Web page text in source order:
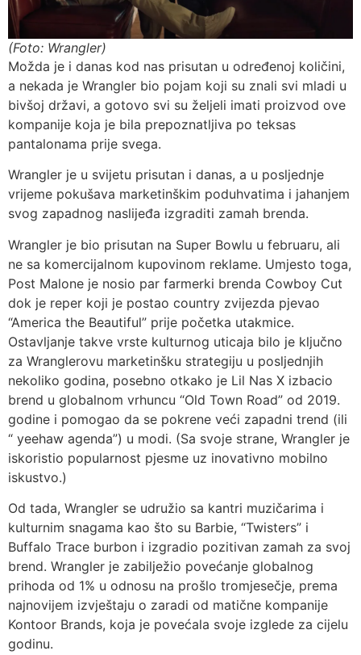
(Foto: Wrangler)
Možda je i danas kod nas prisutan u određenoj količini,
a nekada je Wrangler bio pojam koji su znali svi mladi u
bivšoj državi, a gotovo svi su željeli imati proizvod ove
kompanije koja je bila prepoznatljiva po teksas
pantalonama prije svega.
Wrangler je u svijetu prisutan i danas, a u posljednje
vrijeme pokušava marketinškim poduhvatima i jahanjem
svog zapadnog naslijeđa izgraditi zamah brenda.
Wrangler je bio prisutan na Super Bowlu u februaru, ali
ne sa komercijalnom kupovinom reklame. Umjesto toga,
Post Malone je nosio par farmerki brenda Cowboy Cut
dok je reper koji je postao country zvijezda pjevao
“America the Beautiful” prije početka utakmice.
Ostavljanje takve vrste kulturnog uticaja bilo je ključno
za Wranglerovu marketinšku strategiju u posljednjih
nekoliko godina, posebno otkako je Lil Nas X izbacio
brend u globalnom vrhuncu “Old Town Road” od 2019.
godine i pomogao da se pokrene veći zapadni trend (ili
“ yeehaw agenda”) u modi. (Sa svoje strane, Wrangler je
iskoristio popularnost pjesme uz inovativno mobilno
iskustvo.)
Od tada, Wrangler se udružio sa kantri muzičarima i
kulturnim snagama kao što su Barbie, “Twisters” i
Buffalo Trace burbon i izgradio pozitivan zamah za svoj
brend. Wrangler je zabilježio povećanje globalnog
prihoda od 1% u odnosu na prošlo tromjesečje, prema
najnovijem izvještaju o zaradi od matične kompanije
Kontoor Brands, koja je povećala svoje izglede za cijelu
godinu.